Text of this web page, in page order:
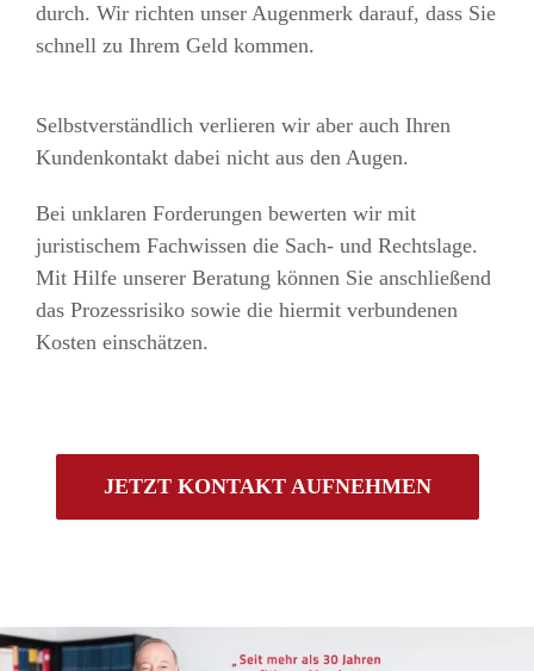
durch. Wir richten unser Augenmerk darauf, dass Sie
schnell zu Ihrem Geld kommen.
Selbstverständlich verlieren wir aber auch Ihren
Kundenkontakt dabei nicht aus den Augen.
Bei unklaren Forderungen bewerten wir mit
juristischem Fachwissen die Sach- und Rechtslage.
Mit Hilfe unserer Beratung können Sie anschließend
das Prozessrisiko sowie die hiermit verbundenen
Kosten einschätzen.
JETZT KONTAKT AUFNEHMEN